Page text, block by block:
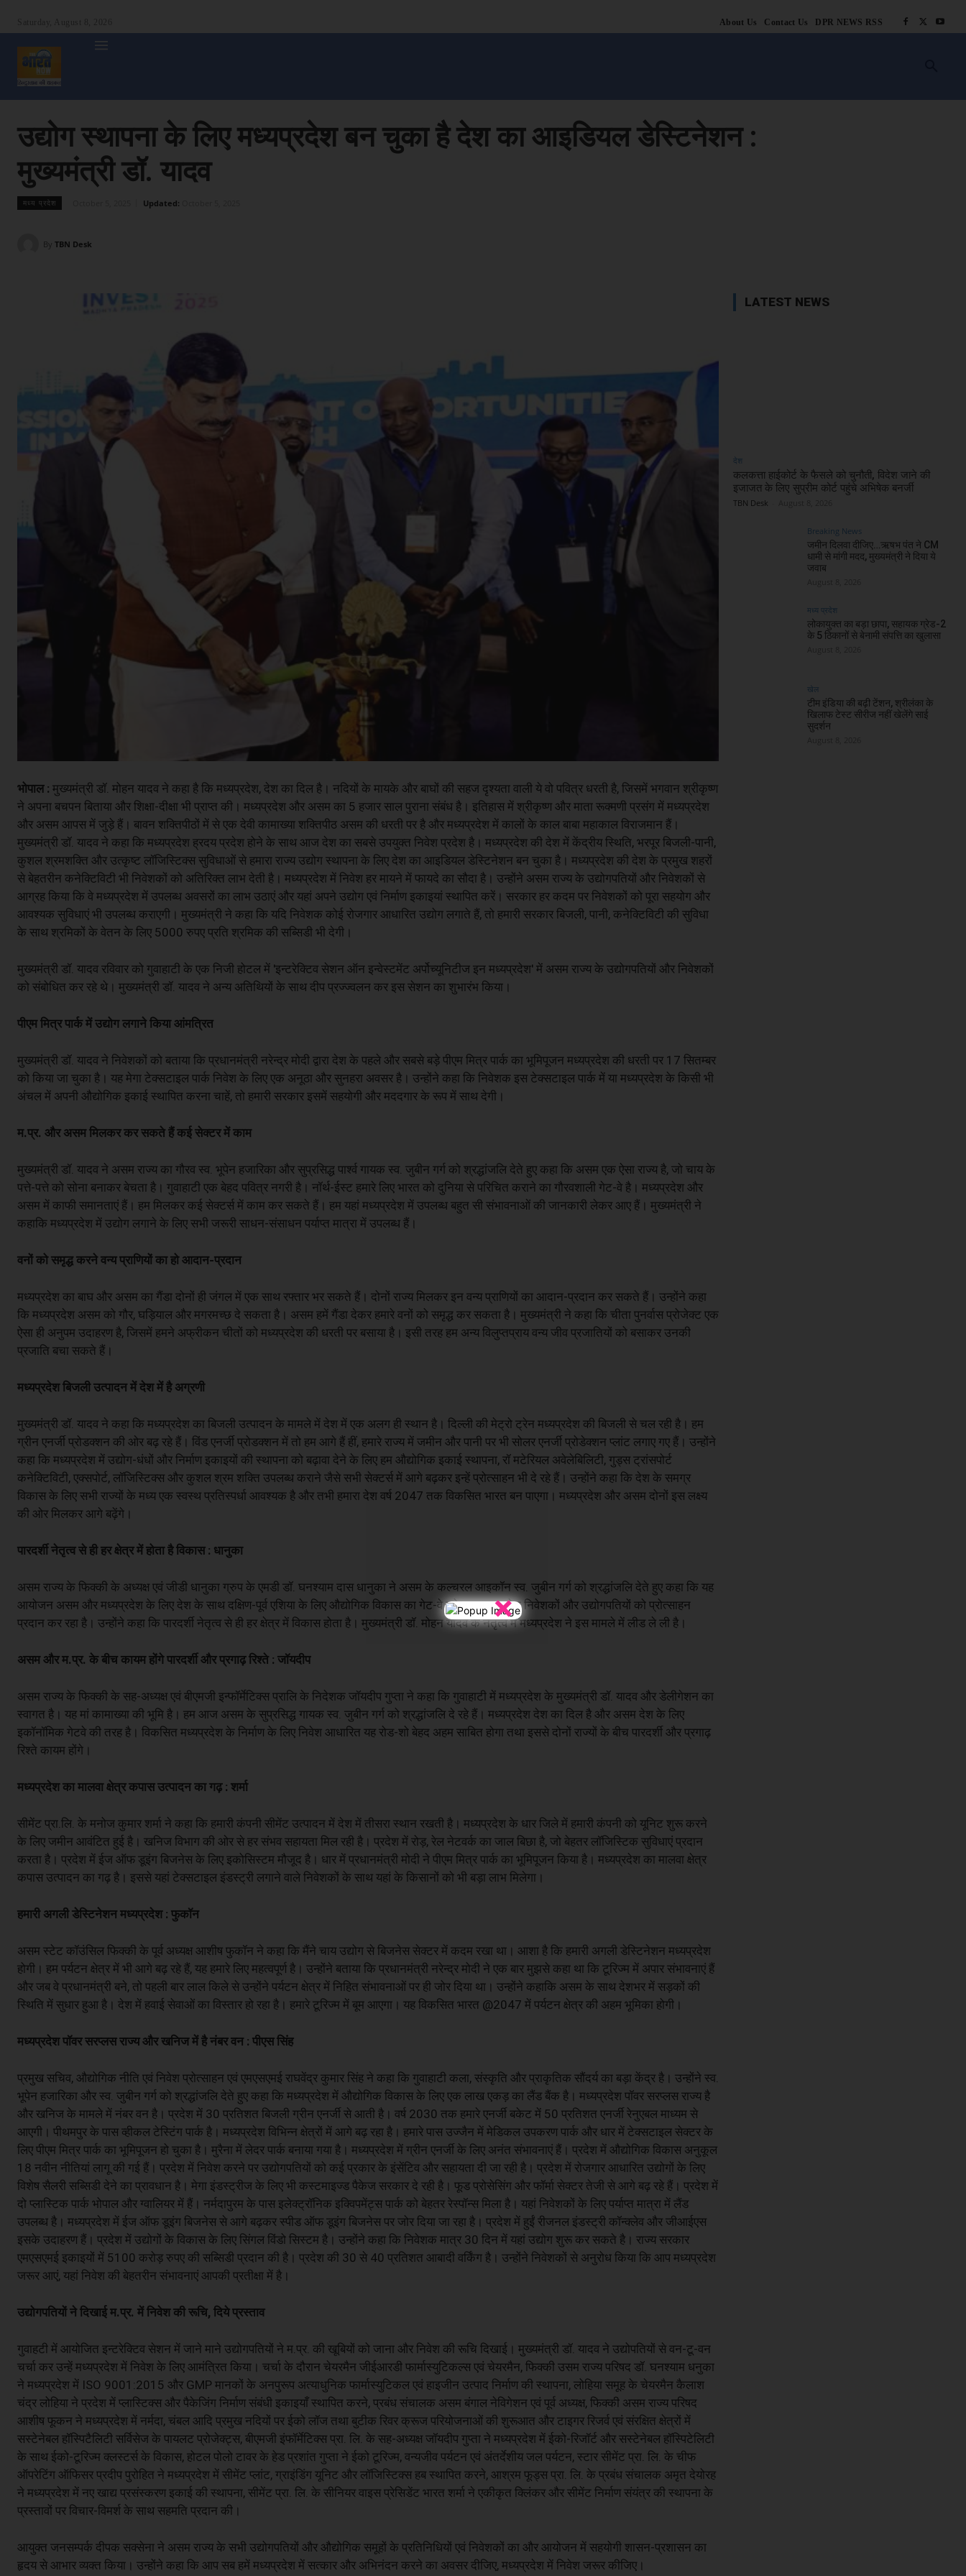
×
About Us Contact Us DPR NEWS RSS
उद्योग स्थापना के लिए मध्यप्रदेश बन चुका है देश का आइडियल डेस्टिनेशन :
मुख्यमंत्री डॉ. यादव
मध्य प्रदेश Updated:
By TBN Desk
भोपाल : मुख्यमंत्री डॉ. मोहन यादव ने कहा है कि मध्यप्रदेश, देश का दिल है। नदियों के मायके और बाघों की सहज दृश्यता वाली ये वो पवित्र धरती है, जिसमें भगवान श्रीकृष्ण
ने अपना बचपन बिताया और शिक्षा-दीक्षा भी प्राप्त की। मध्यप्रदेश और असम का 5 हजार साल पुराना संबंध है। इतिहास में श्रीकृष्ण और माता रूक्मणी प्रसंग में मध्यप्रदेश
और असम आपस में जुड़े हैं। बावन शक्तिपीठों में से एक देवी कामाख्या शक्तिपीठ असम की धरती पर है और मध्यप्रदेश में कालों के काल बाबा महाकाल विराजमान हैं।
मुख्यमंत्री डॉ. यादव ने कहा कि मध्यप्रदेश ह्रदय प्रदेश होने के साथ आज देश का सबसे उपयुक्त निवेश प्रदेश है। मध्यप्रदेश की देश में केंद्रीय स्थिति, भरपूर बिजली-पानी,
कुशल श्रमशक्ति और उत्कृष्ट लॉजिस्टिक्स सुविधाओं से हमारा राज्य उद्योग स्थापना के लिए देश का आइडियल डेस्टिनेशन बन चुका है। मध्यप्रदेश की देश के प्रमुख शहरों
से बेहतरीन कनेक्टिविटी भी निवेशकों को अतिरिक्त लाभ देती है। मध्यप्रदेश में निवेश हर मायने में फायदे का सौदा है। उन्होंने असम राज्य के उद्योगपतियों और निवेशकों से
आग्रह किया कि वे मध्यप्रदेश में उपलब्ध अवसरों का लाभ उठाएं और यहां अपने उद्योग एवं निर्माण इकाइयां स्थापित करें। सरकार हर कदम पर निवेशकों को पूरा सहयोग और
आवश्यक सुविधाएं भी उपलब्ध कराएगी। मुख्यमंत्री ने कहा कि यदि निवेशक कोई रोजगार आधारित उद्योग लगाते हैं, तो हमारी सरकार बिजली, पानी, कनेक्टिविटी की सुविधा
के साथ श्रमिकों के वेतन के लिए 5000 रुपए प्रति श्रमिक की सब्सिडी भी देगी।
मुख्यमंत्री डॉ. यादव रविवार को गुवाहाटी के एक निजी होटल में 'इन्टरेक्टिव सेशन ऑन इन्वेस्टमेंट अर्पोच्यूनिटीज इन मध्यप्रदेश' में असम राज्य के उद्योगपतियों और निवेशकों
को संबोधित कर रहे थे। मुख्यमंत्री डॉ. यादव ने अन्य अतिथियों के साथ दीप प्रज्ज्वलन कर इस सेशन का शुभारंभ किया।
पीएम मित्र पार्क में उद्योग लगाने किया आंमत्रित
मुख्यमंत्री डॉ. यादव ने निवेशकों को बताया कि प्रधानमंत्री नरेन्द्र मोदी द्वारा देश के पहले और सबसे बड़े पीएम मित्र पार्क का भूमिपूजन मध्यप्रदेश की धरती पर 17 सितम्बर
को किया जा चुका है। यह मेगा टेक्सटाइल पार्क निवेश के लिए एक अनूठा और सुनहरा अवसर है। उन्होंने कहा कि निवेशक इस टेक्सटाइल पार्क में या मध्यप्रदेश के किसी भी
अंचल में अपनी औद्योगिक इकाई स्थापित करना चाहें, तो हमारी सरकार इसमें सहयोगी और मददगार के रूप में साथ देगी।
म.प्र. और असम मिलकर कर सकते हैं कई सेक्टर में काम
मुख्यमंत्री डॉ. यादव ने असम राज्य का गौरव स्व. भूपेन हजारिका और सुप्रसिद्ध पार्श्व गायक स्व. जुबीन गर्ग को श्रद्धांजलि देते हुए कहा कि असम एक ऐसा राज्य है, जो चाय के
पत्ते-पत्ते को सोना बनाकर बेचता है। गुवाहाटी एक बेहद पवित्र नगरी है। नॉर्थ-ईस्ट हमारे लिए भारत को दुनिया से परिचित कराने का गौरवशाली गेट-वे है। मध्यप्रदेश और
असम में काफी समानताएं हैं। हम मिलकर कई सेक्टर्स में काम कर सकते हैं। हम यहां मध्यप्रदेश में उपलब्ध बहुत सी संभावनाओं की जानकारी लेकर आए हैं। मुख्यमंत्री ने
कहा‍कि मध्यप्रदेश में उद्योग लगाने के लिए सभी जरूरी साधन-संसाधन पर्याप्त मात्रा में उपलब्ध हैं।
वनों को समृद्ध करने वन्य प्राणियों का हो आदान-प्रदान
मध्यप्रदेश का बाघ और असम का गैंडा दोनों ही जंगल में एक साथ रफ्तार भर सकते हैं। दोनों राज्य मिलकर इन वन्य प्राणियों का आदान-प्रदान कर सकते हैं। उन्होंने कहा
कि मध्यप्रदेश असम को गौर, घड़ियाल और मगरमच्छ दे सकता है। असम हमें गैंडा देकर हमारे वनों को समृद्ध कर सकता है। मुख्यमंत्री ने कहा कि चीता पुनर्वास प्रोजेक्ट एक
ऐसा ही अनुपम उदाहरण है, जिसमें हमने अफ्रीकन चीतों को मध्यप्रदेश की धरती पर बसाया है। इसी तरह हम अन्य विलुप्तप्राय वन्य जीव प्रजातियों को बसाकर उनकी
प्रजाति बचा सकते हैं।
मध्यप्रदेश बिजली उत्पादन में देश में है अग्रणी
मुख्यमंत्री डॉ. यादव ने कहा कि मध्यप्रदेश का बिजली उत्पादन के मामले में देश में एक अलग ही स्थान है। दिल्ली की मेट्रो ट्रेन मध्यप्रदेश की बिजली से चल रही है। हम
ग्रीन एनर्जी प्रोडक्शन की ओर बढ़ रहे हैं। विंड एनर्जी प्रोडक्शन में तो हम आगे हैं हीं, हमारे राज्य में जमीन और पानी पर भी सोलर एनर्जी प्रोडेक्शन प्लांट लगाए गए हैं। उन्होंने
कहा कि मध्यप्रदेश में उद्योग-धंधों और निर्माण इकाइयों की स्थापना को बढ़ावा देने के लिए हम औद्योगिक इकाई स्थापना, रॉ मटेरियल अवेलेबिलिटी, गुड्स ट्रांसपोर्ट
कनेक्टिविटी, एक्सपोर्ट, लॉजिस्टिक्स और कुशल श्रम शक्ति उपलब्ध कराने जैसे सभी सेक्टर्स में आगे बढ़कर इन्हें प्रोत्साहन भी दे रहे हैं। उन्होंने कहा कि देश के समग्र
विकास के लिए सभी राज्यों के मध्य एक स्वस्थ प्रतिस्पर्धा आवश्यक है और तभी हमारा देश वर्ष 2047 तक विकसित भारत बन पाएगा। मध्यप्रदेश और असम दोनों इस लक्ष्य
की ओर मिलकर आगे बढ़ेंगे।
पारदर्शी नेतृत्व से ही हर क्षेत्र में होता है विकास : धानुका
असम राज्य के फिक्की के अध्यक्ष एवं जीडी धानुका ग्रुप के एमडी डॉ. घनश्याम दास धानुका ने असम के कल्चरल आइकॉन स्व. जुबीन गर्ग को श्रद्धांजलि देते हुए कहा कि यह
आयोजन असम और मध्यप्रदेश के लिए देश के साथ दक्षिण-पूर्व एशिया के लिए औद्योगिक विकास का गेट-वे बनेगा। मध्यप्रदेश निवेशकों और उद्योगपतियों को प्रोत्साहन
प्रदान कर रहा है। उन्होंने कहा कि पारदर्शी नेतृत्व से ही हर क्षेत्र में विकास होता है। मुख्यमंत्री डॉ. मोहन यादव के नेतृत्व में मध्यप्रदेश ने इस मामले में लीड ले ली है।
असम और म.प्र. के बीच कायम होंगे पारदर्शी और प्रगाढ़ रिश्ते : जॉयदीप
असम राज्य के फिक्की के सह-अध्यक्ष एवं बीएमजी इन्फॉर्मेटिक्स प्रालि के निदेशक जॉयदीप गुप्ता ने कहा कि गुवाहाटी में मध्यप्रदेश के मुख्यमंत्री डॉ. यादव और डेलीगेशन का
स्वागत है। यह मां कामाख्या की भूमि है। हम आज असम के सुप्रसिद्ध गायक स्व. जुबीन गर्ग को श्रद्धांजलि दे रहे हैं। मध्यप्रदेश देश का दिल है और असम देश के लिए
इकॉनॉमिक गेटवे की तरह है। विकसित मध्यप्रदेश के निर्माण के लिए निवेश आधारित यह रोड-शो बेहद अहम साबित होगा तथा इससे दोनों राज्यों के बीच पारदर्शी और प्रगाढ़
रिश्ते कायम होंगे।
मध्यप्रदेश का मालवा क्षेत्र कपास उत्पादन का गढ़ : शर्मा
सीमेंट प्रा.लि. के मनोज कुमार शर्मा ने कहा कि हमारी कंपनी सीमेंट उत्पादन में देश में तीसरा स्थान रखती है। मध्यप्रदेश के धार जिले में हमारी कंपनी को यूनिट शुरू करने
के लिए जमीन आवंटित हुई है। खनिज विभाग की ओर से हर संभव सहायता मिल रही है। प्रदेश में रोड़, रेल नेटवर्क का जाल बिछा है, जो बेहतर लॉजिस्टिक सुविधाएं प्रदान
करता है। प्रदेश में ईज ऑफ डूइंग बिजनेस के लिए इकोसिस्टम मौजूद है। धार में प्रधानमंत्री मोदी ने पीएम मित्र पार्क का भूमिपूजन किया है। मध्यप्रदेश का मालवा क्षेत्र
कपास उत्पादन का गढ़ है। इससे यहां टेक्सटाइल इंडस्ट्री लगाने वाले निवेशकों के साथ यहां के किसानों को भी बड़ा लाभ मिलेगा।
हमारी अगली डेस्टिनेशन मध्यप्रदेश : फुकॉन
असम स्टेट कॉउंसिल फिक्की के पूर्व अध्यक्ष आशीष फुकॉन ने कहा कि मैंने चाय उद्योग से बिजनेस सेक्टर में कदम रखा था। आशा है कि हमारी अगली डेस्टिनेशन मध्यप्रदेश
होगी। हम पर्यटन क्षेत्र में भी आगे बढ़ रहे हैं, यह हमारे लिए महत्वपूर्ण है। उन्होंने बताया कि प्रधानमंत्री नरेन्द्र मोदी ने एक बार मुझसे कहा था कि टूरिज्म में अपार संभावनाएं हैं
और जब वे प्रधानमंत्री बने, तो पहली बार लाल किले से उन्होंने पर्यटन क्षेत्र में निहित संभावनाओं पर ही जोर दिया था। उन्होंने कहा‍कि असम के साथ देशभर में सड़कों की
स्थिति में सुधार हुआ है। देश में हवाई सेवाओं का विस्तार हो रहा है। हमारे टूरिज्म में बूम आएगा। यह विकसित भारत @2047 में पर्यटन क्षेत्र की अहम भूमिका होगी।
मध्यप्रदेश पॉवर सरप्लस राज्य और खनिज में है नंबर वन : पीएस सिंह
प्रमुख सचिव, औद्योगिक नीति एवं निवेश प्रोत्साहन एवं एमएसएमई राघवेंद्र कुमार सिंह ने कहा कि गुवाहाटी कला, संस्कृति और प्राकृतिक सौंदर्य का बड़ा केंद्र है। उन्होंने स्व.
भूपेन हजारिका और स्व. जुबीन गर्ग को श्रद्धांजलि देते हुए कहा कि मध्यप्रदेश में औद्योगिक विकास के लिए एक लाख एकड़ का लैंड बैंक है। मध्यप्रदेश पॉवर सरप्लस राज्य है
और खनिज के मामले में नंबर वन है। प्रदेश में 30 प्रतिशत बिजली ग्रीन एनर्जी से आती है। वर्ष 2030 तक हमारे एनर्जी बकेट में 50 प्रतिशत एनर्जी रेनुएबल माध्यम से
आएगी। पीथमपुर के पास व्हीकल टेस्टिंग पार्क है। मध्यप्रदेश विभिन्न क्षेत्रों में आगे बढ़ रहा है। हमारे पास उज्जैन में मेडिकल उपकरण पार्क और धार में टेक्सटाइल सेक्टर के
लिए पीएम मित्र पार्क का भूमिपूजन हो चुका है। मुरैना में लेदर पार्क बनाया गया है। मध्यप्रदेश में ग्रीन एनर्जी के लिए अनंत संभावनाएं हैं। प्रदेश में औद्योगिक विकास अनुकूल
18 नवीन नीतियां लागू की गई हैं। प्रदेश में निवेश करने पर उद्योगपतियों को कई प्रकार के इंसेंटिव और सहायता दी जा रही है। प्रदेश में रोजगार आधारित उद्योगों के लिए
विशेष सैलरी सब्सिडी देने का प्रावधान है। मेगा इंडस्ट्रीज के लिए भी कस्टमाइज्ड पैकेज सरकार दे रही है। फूड प्रोसेसिंग और फॉर्मा सेक्टर तेजी से आगे बढ़ रहे हैं। प्रदेश में
दो प्लास्टिक पार्क भोपाल और ग्वालियर में हैं। नर्मदापुरम के पास इलेक्ट्रॉनिक इक्विपमेंट्स पार्क को बेहतर रेस्पॉन्स मिला है। यहां निवेशकों के लिए पर्याप्त मात्रा में लैंड
उपलब्ध है। मध्यप्रदेश में ईज ऑफ डूइंग बिजनेस से आगे बढ़कर स्पीड ऑफ डूइंग बिजनेस पर जोर दिया जा रहा है। प्रदेश में हुईं रीजनल इंडस्ट्री कॉन्क्लेव और जीआईएस
इसके उदाहरण हैं। प्रदेश में उद्योगों के विकास के लिए सिंगल विंडो सिस्टम है। उन्होंने कहा कि निवेशक मात्र 30 दिन में यहां उद्योग शुरू कर सकते है। राज्य सरकार
एमएसएमई इकाइयों में 5100 करोड़ रुपए की सब्सिडी प्रदान की है। प्रदेश की 30 से 40 प्रतिशत आबादी वर्किंग है। उन्होंने निवेशकों से अनुरोध किया कि आप मध्यप्रदेश
जरूर आएं, यहां निवेश की बेहतरीन संभावनाएं आपकी प्रतीक्षा में है।
उद्योगपतियों ने दिखाई म.प्र. में निवेश की रूचि, दिये प्रस्ताव
गुवाहटी में आयोजित इन्टरेक्टिव सेशन में जाने माने उद्योगपतियों ने म.प्र. की खूबियों को जाना और निवेश की रूचि दिखाई। मुख्यमंत्री डॉ. यादव ने उद्योपतियों से वन-टू-वन
चर्चा कर उन्हें मध्यप्रदेश में निवेश के लिए आमंत्रित किया। चर्चा के दौरान चेयरमैन जीईआरडी फार्मास्युटिकल्स एवं चेयरमैन, फिक्की उसम राज्य परिषद डॉ. घनश्याम धनुका
ने मध्यप्रदेश में ISO 9001:2015 और GMP मानकों के अनपुरूप अत्याधुनिक फार्मास्युटिकल एवं हाइजीन उत्पाद निर्माण की स्थापना, लोहिया समूह के चेयरमैन कैलाश
चंद्र लोहिया ने प्रदेश में प्लास्टिक्स और पैकेजिंग निर्माण संबंधी इकाइयाँ स्थापित करने, प्रबंध संचालक असम बंगाल नेविगेशन एवं पूर्व अध्यक्ष, फिक्की असम राज्य परिषद
आशीष फूकन ने मध्यप्रदेश में नर्मदा, चंबल आदि प्रमुख नदियों पर ईको लॉज तथा बुटीक रिवर क्रूज परियोजनाओं की शुरूआत और टाइगर रिजर्व एवं संरक्षित क्षेत्रों में
सस्टेनेबल हॉस्पिटैलिटी सर्विसेज के पायलट प्रोजेक्ट्स, बीएमजी इंफॉर्मेटिक्स प्रा. लि. के सह-अध्यक्ष जॉयदीप गुप्ता ने मध्यप्रदेश में ईको-रिजॉर्ट और सस्टेनेबल हॉस्पिटेलिटी
के साथ ईको-टूरिज्म क्लस्टर्स के विकास, होटल पोलो टावर के हेड प्रशांत गुप्ता ने ईको टूरिज्म, वन्यजीव पर्यटन एवं अंतर्देशीय जल पर्यटन, स्टार सीमेंट प्रा. लि. के चीफ
ऑपरेटिंग ऑफिसर प्रदीप पुरोहित ने मध्यप्रदेश में सीमेंट प्लांट, ग्राइंडिंग यूनिट और लॉजिस्टिक्स हब स्थापित करने, आश्रम फूड्स प्रा. लि. के प्रबंध संचालक अमृत देयोरह
ने मध्यप्रदेश में नए खाद्य प्रसंस्करण इकाई की स्थापना, सीमेंट प्रा. लि. के सीनियर वाइस प्रेसिडेंट भारत शर्मा ने एकीकृत क्लिंकर और सीमेंट निर्माण संयंत्र की स्थापना के
प्रस्तावों पर विचार-विमर्श के साथ सहमति प्रदान की।
आयुक्त जनसम्पर्क दीपक सक्सेना ने असम राज्य के सभी उद्योगपतियों और औद्योगिक समूहों के प्रतिनिधियों एवं निवेशकों का और आयोजन में सहयोगी शासन-प्रशासन का
हृदय से आभार व्यक्त किया। उन्होंने कहा कि आप सब हमें मध्यप्रदेश में सत्कार और अभिनंदन करने का अवसर दीजिए, मध्यप्रदेश में निवेश जरूर कीजिए।
LATEST NEWS
देश
कलकत्ता हाईकोर्ट के फैसले को चुनौती, विदेश जाने की
इजाजत के लिए सुप्रीम कोर्ट पहुंचे अभिषेक बनर्जी
TBN Desk
Breaking News
जमीन दिलवा दीजिए…ऋषभ पंत ने CM
धामी से मांगी मदद, मुख्यमंत्री ने दिया ये
जवाब
मध्य प्रदेश
लोकायुक्त का बड़ा छापा, सहायक ग्रेड-2
के 5 ठिकानों से बेनामी संपत्ति का खुलासा
खेल
टीम इंडिया की बढ़ी टेंशन, श्रीलंका के
खिलाफ टेस्ट सीरीज नहीं खेलेंगे साई
सुदर्शन